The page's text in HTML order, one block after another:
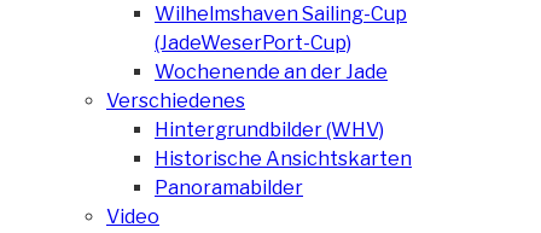
Wilhelmshaven Sailing-Cup
(JadeWeserPort-Cup)
Wochenende an der Jade
Verschiedenes
Hintergrundbilder (WHV)
Historische Ansichtskarten
Panoramabilder
Video